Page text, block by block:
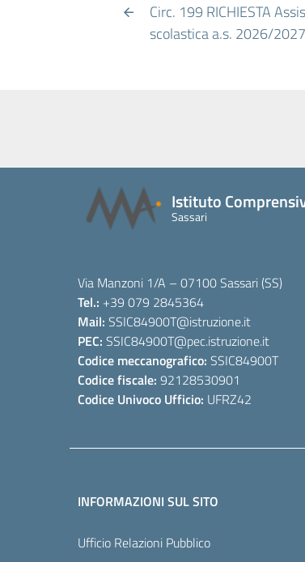
Circ. 199 RICHIESTA
scolastica a.s. 2026/
Istituto
Sassari
Via Manzoni 1/A – 07100 Sassari (SS)
Tel.: +39 079 2845364
Mail: SSIC84900T@istruzione.it
PEC: SSIC84900T@pec.istruzione.it
Codice meccanografico: SSIC84900T
Codice fiscale: 92128530901
Codice Univoco Ufficio: UFRZ42
INFORMAZIONI SUL SITO
Ufficio Relazioni Pubblico